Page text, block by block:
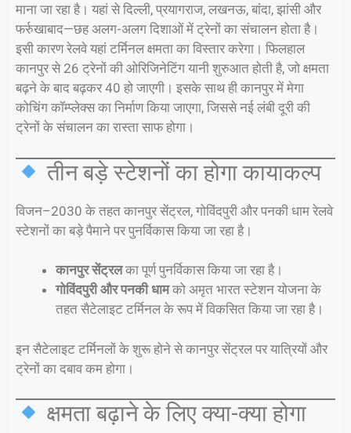
माना जा रहा है। यहां से दिल्ली, प्रयागराज, लखनऊ, बांदा, झांसी और
फर्रुखाबाद—छह अलग-अलग दिशाओं में ट्रेनों का संचालन होता है।
इसी कारण रेलवे यहां टर्मिनल क्षमता का विस्तार करेगा। फिलहाल
कानपुर से 26 ट्रेनों की ओरिजिनेटिंग यानी शुरुआत होती है, जो क्षमता
बढ़ने के बाद बढ़कर 40 हो जाएगी। इसके साथ ही कानपुर में मेगा
कोचिंग कॉम्प्लेक्स का निर्माण किया जाएगा, जिससे नई लंबी दूरी की
ट्रेनों के संचालन का रास्ता साफ होगा।
तीन बड़े स्टेशनों का होगा कायाकल्प
विजन–2030 के तहत कानपुर सेंट्रल, गोविंदपुरी और पनकी धाम रेलवे
स्टेशनों का बड़े पैमाने पर पुनर्विकास किया जा रहा है।
कानपुर सेंट्रलका पूर्ण पुनर्विकास किया जा रहा है।
गोविंदपुरी और पनकी धामको अमृत भारत स्टेशन योजना के
तहत सैटेलाइट टर्मिनल के रूप में विकसित किया जा रहा है।
इन सैटेलाइट टर्मिनलों के शुरू होने से कानपुर सेंट्रल पर यात्रियों और
ट्रेनों का दबाव कम होगा।
क्षमता बढ़ाने के लिए क्या-क्या होगा